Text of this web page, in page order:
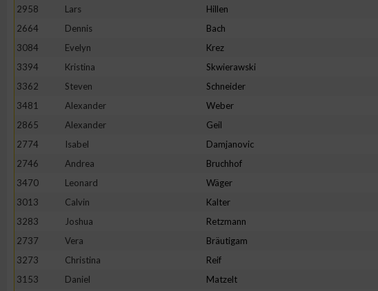
2958
Lars Hillen
2664
Dennis Bach
3084
Evelyn Krez
3394
Kristina Skwierawski
3362
Steven Schneider
3481
Alexander Weber
2865
Alexander Geil
2774
Isabel Damjanovic
2746
Andrea Bruchhof
3470
Leonard Wäger
3013
Calvin Kalter
3283
Joshua Retzmann
2737
Vera Bräutigam
3273
Christina Reif
3153
Daniel Matzelt